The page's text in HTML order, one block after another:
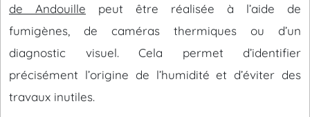
de Andouille peut être réalisée à l’aide de
fumigènes, de caméras thermiques ou d’un
diagnostic visuel. Cela permet d’identifier
précisément l’origine de l’humidité et d’éviter des
travaux inutiles.